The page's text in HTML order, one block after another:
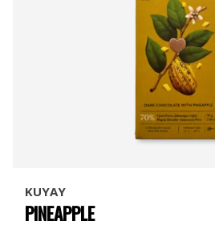
KUYAY
PINEAPPLE